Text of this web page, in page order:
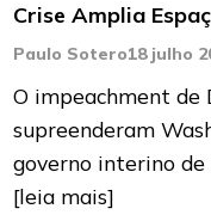
Crise Amplia
Paulo Sotero18 julho
O impeachment de
supreenderam
governo interino de
[leia mais]